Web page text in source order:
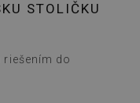
STOLIČKU
do